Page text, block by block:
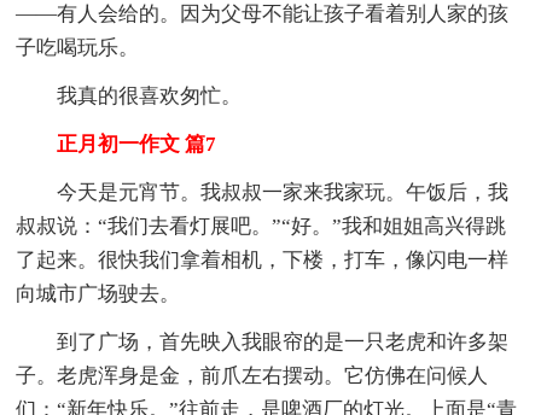
——有人会给的。因为父母不能让孩子看着别人家的孩
子吃喝玩乐。
我真的很喜欢匆忙。
正月初一作文 篇7
今天是元宵节。我叔叔一家来我家玩。午饭后，我
叔叔说：“我们去看灯展吧。”“好。”我和姐姐高兴得跳
了起来。很快我们拿着相机，下楼，打车，像闪电一样
向城市广场驶去。
到了广场，首先映入我眼帘的是一只老虎和许多架
子。老虎浑身是金，前爪左右摆动。它仿佛在问候人
们：“新年快乐。”往前走，是啤酒厂的灯光。上面是“青